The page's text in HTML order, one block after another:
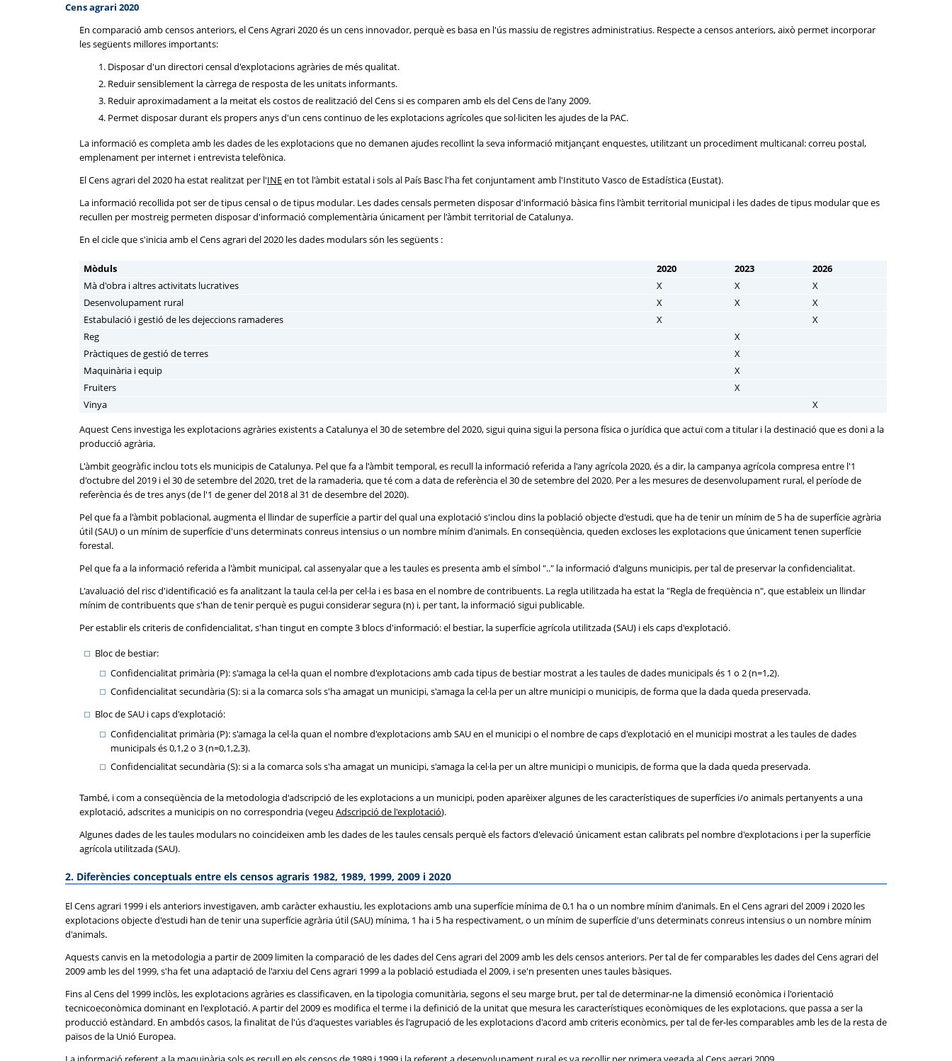
Cens agrari 2020
En comparació amb censos anteriors, el Cens Agrari 2020 és un cens innovador, perquè es basa en l'ús massiu de registres administratius. Respecte a censos anteriors, això permet incorporar
les següents millores importants:
Disposar d'un directori censal d'explotacions agràries de més qualitat.
Reduir sensiblement la càrrega de resposta de les unitats informants.
Reduir aproximadament a la meitat els costos de realització del Cens si es comparen amb els del Cens de l'any 2009.
Permet disposar durant els propers anys d'un cens continuo de les explotacions agrícoles que sol·liciten les ajudes de la PAC.
La informació es completa amb les dades de les explotacions que no demanen ajudes recollint la seva informació mitjançant enquestes, utilitzant un procediment multicanal: correu postal,
emplenament per internet i entrevista telefònica.
El Cens agrari del 2020 ha estat realitzat per l'INEen tot l'àmbit estatal i sols al País Basc l'ha fet conjuntament amb l'Instituto Vasco de Estadística (Eustat).
La informació recollida pot ser de tipus censal o de tipus modular. Les dades censals permeten disposar d'informació bàsica fins l'àmbit territorial municipal i les dades de tipus modular que es
recullen per mostreig permeten disposar d'informació complementària únicament per l'àmbit territorial de Catalunya.
En el cicle que s'inicia amb el Cens agrari del 2020 les dades modulars són les següents :
Mòduls 2020 2023
2026
Mà d'obra i altres activitats lucratives
X X
X
Desenvolupament rural
X X
X
Estabulació i gestió de les dejeccions ramaderes
X
X
Reg
X
Pràctiques de gestió de terres
X
Maquinària i equip
X
Fruiters
X
Vinya
X
Aquest Cens investiga les explotacions agràries existents a Catalunya el 30 de setembre del 2020, sigui quina sigui la persona física o jurídica que actuï com a titular i la destinació que es doni a la
producció agrària.
L'àmbit geogràfic inclou tots els municipis de Catalunya. Pel que fa a l'àmbit temporal, es recull la informació referida a l'any agrícola 2020, és a dir, la campanya agrícola compresa entre l'1
d'octubre del 2019 i el 30 de setembre del 2020, tret de la ramaderia, que té com a data de referència el 30 de setembre del 2020. Per a les mesures de desenvolupament rural, el període de
referència és de tres anys (de l'1 de gener del 2018 al 31 de desembre del 2020).
Pel que fa a l'àmbit poblacional, augmenta el llindar de superfície a partir del qual una explotació s'inclou dins la població objecte d'estudi, que ha de tenir un mínim de 5 ha de superfície agrària
útil (SAU) o un mínim de superfície d'uns determinats conreus intensius o un nombre mínim d'animals. En conseqüència, queden excloses les explotacions que únicament tenen superfície
forestal.
Pel que fa a la informació referida a l'àmbit municipal, cal assenyalar que a les taules es presenta amb el símbol ".." la informació d'alguns municipis, per tal de preservar la confidencialitat.
L'avaluació del risc d'identificació es fa analitzant la taula cel·la per cel·la i es basa en el nombre de contribuents. La regla utilitzada ha estat la "Regla de freqüència n", que estableix un llindar
mínim de contribuents que s'han de tenir perquè es pugui considerar segura (n) i, per tant, la informació sigui publicable.
Per establir els criteris de confidencialitat, s'han tingut en compte 3 blocs d'informació: el bestiar, la superfície agrícola utilitzada (SAU) i els caps d'explotació.
Bloc de bestiar:
Confidencialitat primària (P): s'amaga la cel·la quan el nombre d'explotacions amb cada tipus de bestiar mostrat a les taules de dades municipals és 1 o 2 (n=1,2).
Confidencialitat secundària (S): si a la comarca sols s'ha amagat un municipi, s'amaga la cel·la per un altre municipi o municipis, de forma que la dada queda preservada.
Bloc de SAU i caps d'explotació:
Confidencialitat primària (P): s'amaga la cel·la quan el nombre d'explotacions amb SAU en el municipi o el nombre de caps d'explotació en el municipi mostrat a les taules de dades
municipals és 0,1,2 o 3 (n=0,1,2,3).
Confidencialitat secundària (S): si a la comarca sols s'ha amagat un municipi, s'amaga la cel·la per un altre municipi o municipis, de forma que la dada queda preservada.
També, i com a conseqüència de la metodologia d'adscripció de les explotacions a un municipi, poden aparèixer algunes de les característiques de superfícies i/o animals pertanyents a una
explotació, adscrites a municipis on no correspondria (vegeu Adscripció de l'explotació).
Algunes dades de les taules modulars no coincideixen amb les dades de les taules censals perquè els factors d'elevació únicament estan calibrats pel nombre d'explotacions i per la superfície
agrícola utilitzada (SAU).
2. Diferències conceptuals entre els censos agraris 1982, 1989, 1999, 2009 i 2020
El Cens agrari 1999 i els anteriors investigaven, amb caràcter exhaustiu, les explotacions amb una superfície mínima de 0,1 ha o un nombre mínim d'animals. En el Cens agrari del 2009 i 2020 les
explotacions objecte d'estudi han de tenir una superfície agrària útil (SAU) mínima, 1 ha i 5 ha respectivament, o un mínim de superfície d'uns determinats conreus intensius o un nombre mínim
d'animals.
Aquests canvis en la metodologia a partir de 2009 limiten la comparació de les dades del Cens agrari del 2009 amb les dels censos anteriors. Per tal de fer comparables les dades del Cens agrari del
2009 amb les del 1999, s'ha fet una adaptació de l'arxiu del Cens agrari 1999 a la població estudiada el 2009, i se'n presenten unes taules bàsiques.
Fins al Cens del 1999 inclòs, les explotacions agràries es classificaven, en la tipologia comunitària, segons el seu marge brut, per tal de determinar-ne la dimensió econòmica i l'orientació
tecnicoeconòmica dominant en l'explotació. A partir del 2009 es modifica el terme i la definició de la unitat que mesura les característiques econòmiques de les explotacions, que passa a ser la
producció estàndard. En ambdós casos, la finalitat de l'ús d'aquestes variables és l'agrupació de les explotacions d'acord amb criteris econòmics, per tal de fer-les comparables amb les de la resta de
països de la Unió Europea.